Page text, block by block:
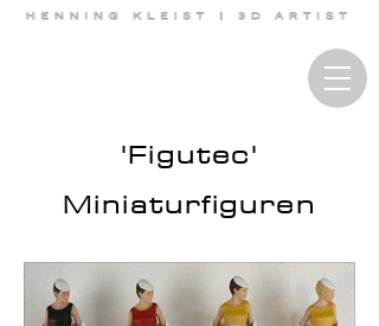
'Figutec'
Miniaturfiguren